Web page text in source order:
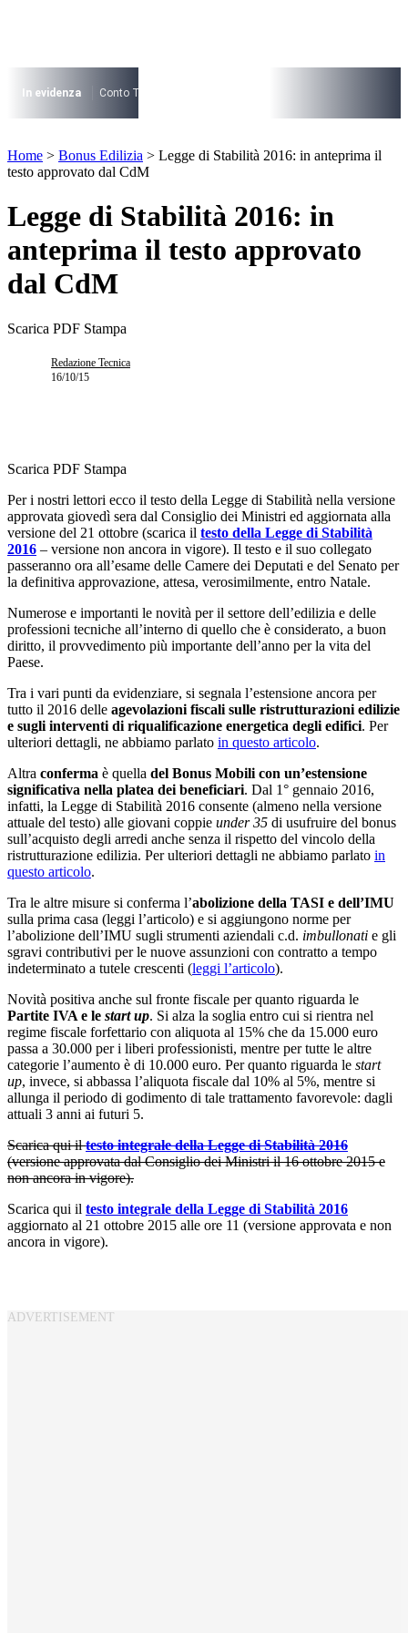
I più cercati
Lorem ipsum dolor sit amet consectetur
Lorem ipsum dolor sit amet consectetur
In evidenza Conto Termico
Lorem ipsum dolor sit amet consectetur
Home > Bonus Edilizia > Legge di Stabilità 2016: in anteprima il
testo approvato dal CdM
Legge di Stabilità 2016: in
anteprima il testo approvato
dal CdM
Scarica PDF Stampa
Redazione Tecnica
16/10/15
Scarica PDF Stampa
Per i nostri lettori ecco il testo della Legge di Stabilità nella versione
approvata giovedì sera dal Consiglio dei Ministri ed aggiornata alla
versione del 21 ottobre (scarica il testo della Legge di Stabilità
2016 – versione non ancora in vigore). Il testo e il suo collegato
passeranno ora all’esame delle Camere dei Deputati e del Senato per
la definitiva approvazione, attesa, verosimilmente, entro Natale.
Numerose e importanti le novità per il settore dell’edilizia e delle
professioni tecniche all’interno di quello che è considerato, a buon
diritto, il provvedimento più importante dell’anno per la vita del
Paese.
Tra i vari punti da evidenziare, si segnala l’estensione ancora per
tutto il 2016 delle agevolazioni fiscali sulle ristrutturazioni edilizie
e sugli interventi di riqualificazione energetica degli edifici. Per
ulteriori dettagli, ne abbiamo parlato in questo articolo.
Altra conferma è quella del Bonus Mobili con un’estensione
significativa nella platea dei beneficiari. Dal 1° gennaio 2016,
infatti, la Legge di Stabilità 2016 consente (almeno nella versione
attuale del testo) alle giovani coppie under 35 di usufruire del bonus
sull’acquisto degli arredi anche senza il rispetto del vincolo della
ristrutturazione edilizia. Per ulteriori dettagli ne abbiamo parlato in
questo articolo.
Tra le altre misure si conferma l’abolizione della TASI e dell’IMU
sulla prima casa (leggi l’articolo) e si aggiungono norme per
l’abolizione dell’IMU sugli strumenti aziendali c.d. imbullonati e gli
sgravi contributivi per le nuove assunzioni con contratto a tempo
indeterminato a tutele crescenti (leggi l’articolo).
Novità positiva anche sul fronte fiscale per quanto riguarda le
Partite IVA e le start up. Si alza la soglia entro cui si rientra nel
regime fiscale forfettario con aliquota al 15% che da 15.000 euro
passa a 30.000 per i liberi professionisti, mentre per tutte le altre
categorie l’aumento è di 10.000 euro. Per quanto riguarda le start
up, invece, si abbassa l’aliquota fiscale dal 10% al 5%, mentre si
allunga il periodo di godimento di tale trattamento favorevole: dagli
attuali 3 anni ai futuri 5.
Scarica qui iltesto integrale della Legge di Stabilità 2016
(versione approvata dal Consiglio dei Ministri il 16 ottobre 2015 e
non ancora in vigore).
Scarica qui il testo integrale della Legge di Stabilità 2016
aggiornato al 21 ottobre 2015 alle ore 11 (versione approvata e non
ancora in vigore).